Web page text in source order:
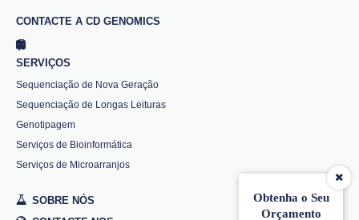
Obtenha o Seu
Orçamento
CONTACTE A CD GENOMICS
SERVIÇOS
Sequenciação de Nova Geração
Sequenciação de Longas Leituras
Genotipagem
Serviços de Bioinformática
Serviços de Microarranjos
SOBRE NÓS